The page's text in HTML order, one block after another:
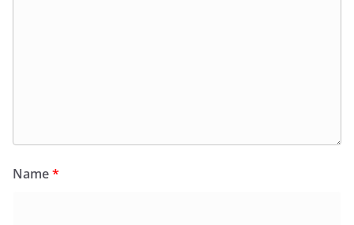
Name*